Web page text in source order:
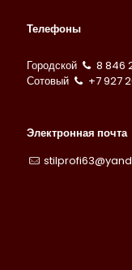
Телефоны
Городской
8 846
Сотовый
+7 927
Электронная почта